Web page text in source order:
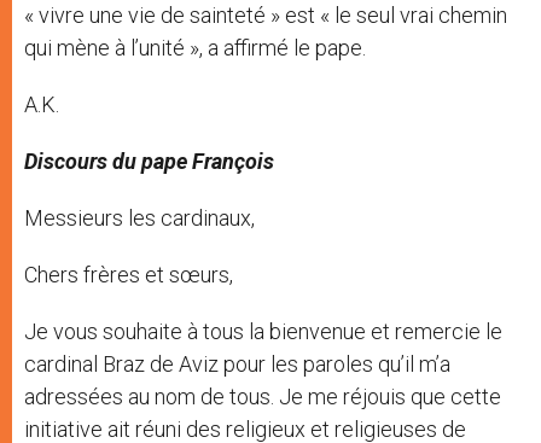
« vivre une vie de sainteté » est « le seul vrai chemin
qui mène à l’unité », a affirmé le pape.
A.K.
Discours du pape François
Messieurs les cardinaux,
Chers frères et sœurs,
Je vous souhaite à tous la bienvenue et remercie le
cardinal Braz de Aviz pour les paroles qu’il m’a
adressées au nom de tous. Je me réjouis que cette
initiative ait réuni des religieux et religieuses de